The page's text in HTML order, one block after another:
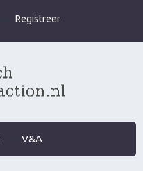
Registreer
V&A